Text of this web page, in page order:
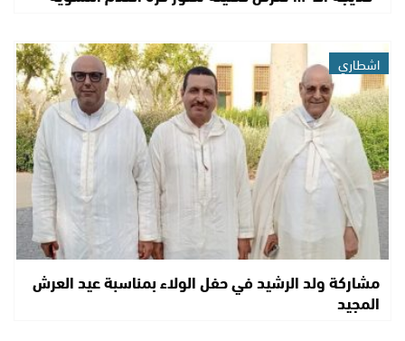
اشطاري
مشاركة ولد الرشيد في حفل الولاء بمناسبة عيد العرش
المجيد